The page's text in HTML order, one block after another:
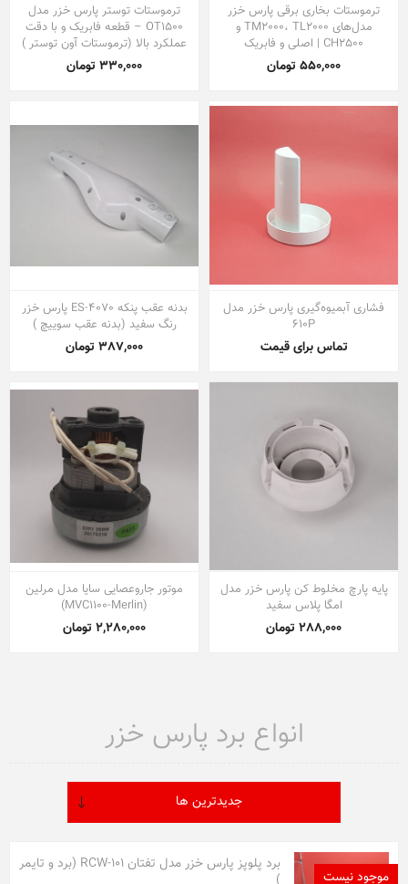
ترموستات بخاری برقی پارس خزر
مدل‌های TM2000، TL2000 و
CH2500 | اصلی و فابریک
550,000 تومان
ترموستات توستر پارس خزر مدل
OT1500 – قطعه فابریک و با دقت
عملکرد بالا (ترموستات آون توستر )
330,000 تومان
فشاری آبمیوه‌گیری پارس خزر مدل
610P
تماس برای قیمت
بدنه عقب پنکه ES-4070 پارس خزر
رنگ سفید (بدنه عقب سوییچ )
387,000 تومان
پایه پارچ مخلوط کن پارس خزر مدل
امگا پلاس سفید
288,000 تومان
موتور جاروعصایی سایا مدل مرلین
(MVC1100-Merlin)
2,280,000 تومان
انواع برد پارس خزر
موجود نیست
برد پلوپز پارس خزر مدل تفتان RCW-101 (برد و تایمر
موجود نیست
موجود نیست